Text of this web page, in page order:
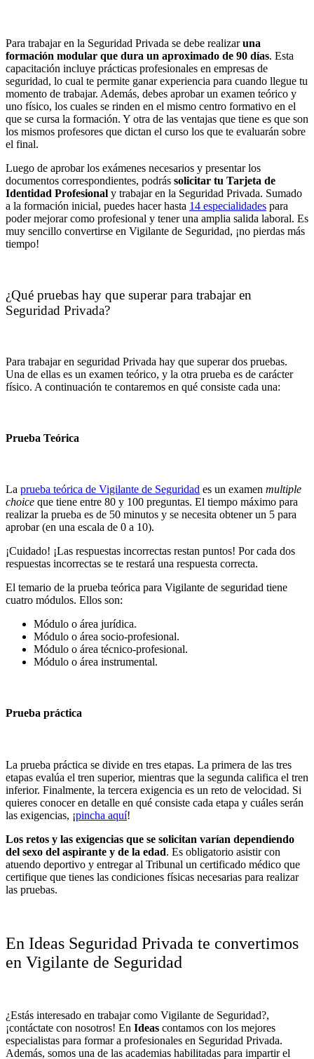
Para trabajar en la Seguridad Privada se debe realizaruna
formación modular que dura un aproximado de 90 días. Esta
capacitación incluye prácticas profesionales en empresas de
seguridad, lo cual te permite ganar experiencia para cuando llegue tu
momento de trabajar. Además, debes aprobar un examen teórico y
uno físico, los cuales se rinden en el mismo centro formativo en el
que se cursa la formación. Y otra de las ventajas que tiene es que son
los mismos profesores que dictan el curso los que te evaluarán sobre
el final.
Luego de aprobar los exámenes necesarios y presentar los
documentos correspondientes, podrás solicitar tu Tarjeta de
Identidad Profesional y trabajar en la Seguridad Privada. Sumado
a la formación inicial, puedes hacer hasta 14 especialidades para
poder mejorar como profesional y tener una amplia salida laboral. Es
muy sencillo convertirse en Vigilante de Seguridad, ¡no pierdas más
tiempo!
¿Qué pruebas hay que superar para trabajar en
Seguridad Privada?
Para trabajar en seguridad Privada hay que superar dos pruebas.
Una de ellas es un examen teórico, y la otra prueba es de carácter
físico. A continuación te contaremos en qué consiste cada una:
Prueba Teórica
La prueba teórica de Vigilante de Seguridad es un examen multiple
choice que tiene entre 80 y 100 preguntas. El tiempo máximo para
realizar la prueba es de 50 minutos y se necesita obtener un 5 para
aprobar (en una escala de 0 a 10).
¡Cuidado! ¡Las respuestas incorrectas restan puntos! Por cada dos
respuestas incorrectas se te restará una respuesta correcta.
El temario de la prueba teórica para Vigilante de seguridad tiene
cuatro módulos. Ellos son:
Módulo o área jurídica.
Módulo o área socio-profesional.
Módulo o área técnico-profesional.
Módulo o área instrumental.
Prueba práctica
La prueba práctica se divide en tres etapas. La primera de las tres
etapas evalúa el tren superior, mientras que la segunda califica el tren
inferior. Finalmente, la tercera exigencia es un reto de velocidad. Si
quieres conocer en detalle en qué consiste cada etapa y cuáles serán
las exigencias, ¡pincha aquí!
Los retos y las exigencias que se solicitan varían dependiendo
del sexo del aspirante y de la edad. Es obligatorio asistir con
atuendo deportivo y entregar al Tribunal un certificado médico que
certifique que tienes las condiciones físicas necesarias para realizar
las pruebas.
En Ideas Seguridad Privada te convertimos
en Vigilante de Seguridad
¿Estás interesado en trabajar como Vigilante de Seguridad?,
¡contáctate con nosotros! En Ideas contamos con los mejores
especialistas para formar a profesionales en Seguridad Privada.
Además, somos una de las academias habilitadas para impartir el